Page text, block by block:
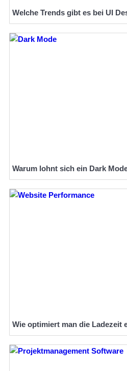
Welche Trends gibt es bei UI
Warum lohnt sich ein Dark
Wie optimiert man die Ladezeit